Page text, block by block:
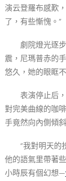
演云登羅布感歎
了，有些慚愧。”
劇院燈光逐
震，尼瑪普赤的
悠久，她的眼眶
表演停止后
對完美曲線的咖
手竟然向內側傾
“我對明天的
他的語氣里帶著
小時辰有個幻想—